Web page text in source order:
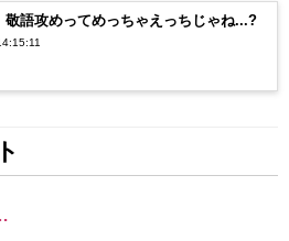
敬語攻めってめっちゃえっちじゃね...?